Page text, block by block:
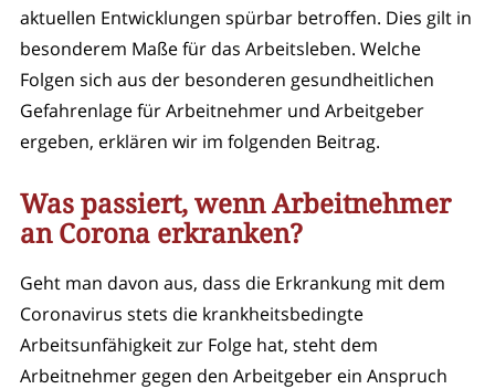
aktuellen Entwicklungen spürbar betroffen. Dies gilt in
besonderem Maße für das Arbeitsleben. Welche
Folgen sich aus der besonderen gesundheitlichen
Gefahrenlage für Arbeitnehmer und Arbeitgeber
ergeben, erklären wir im folgenden Beitrag.
Was passiert, wenn Arbeitnehmer
an Corona erkranken?
Geht man davon aus, dass die Erkrankung mit dem
Coronavirus stets die krankheitsbedingte
Arbeitsunfähigkeit zur Folge hat, steht dem
Arbeitnehmer gegen den Arbeitgeber ein Anspruch